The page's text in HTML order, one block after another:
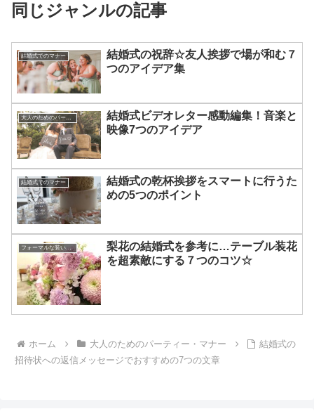
同じジャンルの記事
結婚式でのマナー
結婚式の祝辞☆友人挨拶で場が和む７
つのアイデア集
結婚式ビデオレター感動編集！音楽と
映像7つのアイデア
結婚式でのマナー
結婚式の乾杯挨拶をスマートに行うた
めの5つのポイント
フォーマルな装いのアドバイス
梨花の結婚式を参考に…テーブル装花
を超素敵にする７つのコツ☆
ホーム 大人のためのパーティー・マナー
結婚式の
招待状への返信メッセージでおすすめの7つの文章